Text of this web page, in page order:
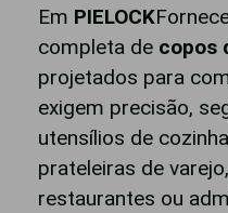
Em PIELOCK
completa de copos
projetados para
exigem precisão,
utensílios de
prateleiras de
restaurantes ou